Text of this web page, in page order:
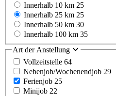
Innerhalb 10 km 25
Innerhalb 25 km 25
Innerhalb 50 km 30
Innerhalb 100 km 35
Art der Anstellung
Vollzeitstelle 64
Nebenjob/Wochenendjob 29
Ferienjob 25
Minijob 22